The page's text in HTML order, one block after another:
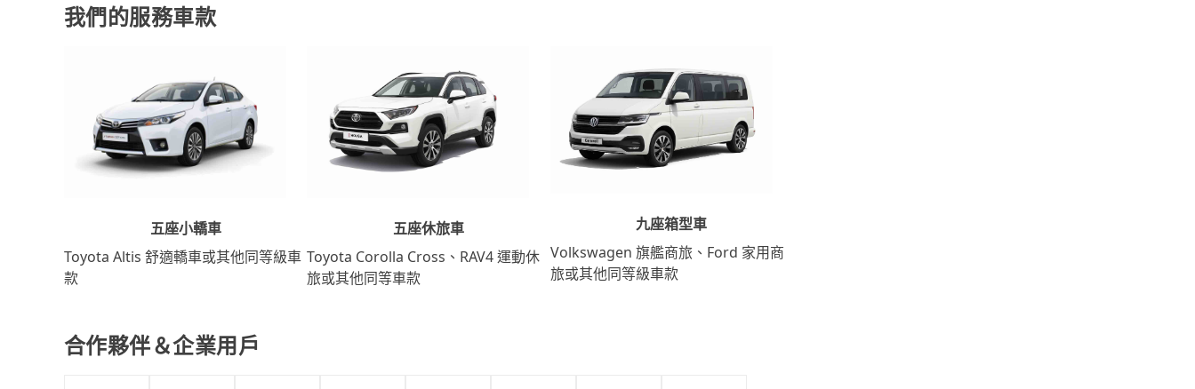
我們的服務車款
五座小轎車
Toyota Altis 舒適轎車或其他同等級車
款
五座休旅車
Toyota Corolla Cross、RAV4 運動休
旅或其他同等車款
九座箱型車
Volkswagen 旗艦商旅、Ford 家用商
旅或其他同等級車款
合作夥伴＆企業用戶